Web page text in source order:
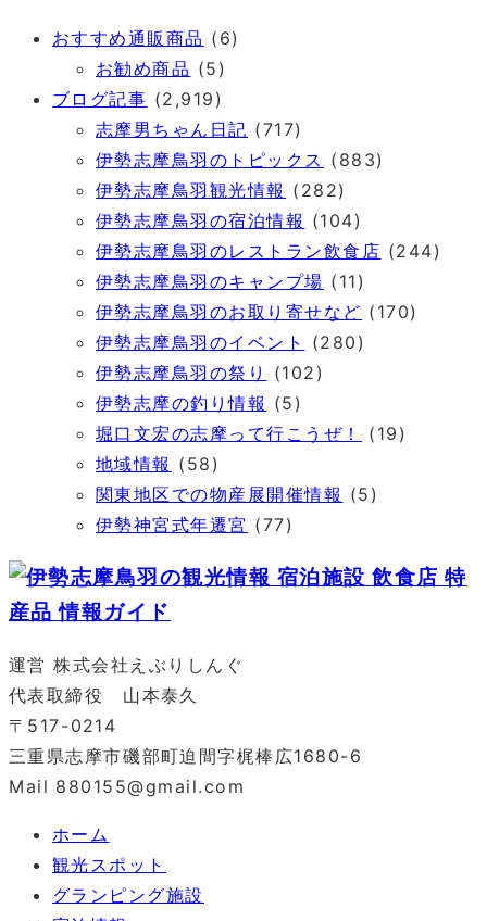
おすすめ通販商品 (6)
お勧め商品 (5)
ブログ記事 (2,919)
志摩男ちゃん日記 (717)
伊勢志摩鳥羽のトピックス (883)
伊勢志摩鳥羽観光情報 (282)
伊勢志摩鳥羽の宿泊情報 (104)
伊勢志摩鳥羽のレストラン飲食店 (244)
伊勢志摩鳥羽のキャンプ場 (11)
伊勢志摩鳥羽のお取り寄せなど (170)
伊勢志摩鳥羽のイベント
(280)
伊勢志摩鳥羽の祭り
(102)
伊勢志摩の釣り情報 (5)
堀口文宏の志摩って行こうぜ！
(19)
地域情報 (58)
関東地区での物産展開催情報 (5)
伊勢神宮式年遷宮 (77)
運営 株式会社えぶりしんぐ
代表取締役 山本泰久
〒517-0214
三重県志摩市磯部町迫間字梶棒広1680-6
Mail 880155@gmail.com
ホーム
観光スポット
グランピング施設